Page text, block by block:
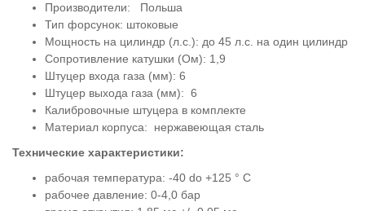
Производители: Польша
Тип форсунок: штоковые
Мощность на цилиндр (л.с.): до 45 л.с. на один цилиндр
Сопротивление катушки (Ом): 1,9
Штуцер входа газа (мм): 6
Штуцер выхода газа (мм): 6
Калибровочные штуцера в комплекте
Материал корпуса: нержавеющая сталь
Технические характеристики:
рабочая температура: -40 do +125 ° C
рабочее давление: 0-4,0 бар